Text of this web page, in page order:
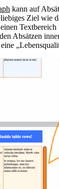
kann auf
Ziel wie
Absätzen